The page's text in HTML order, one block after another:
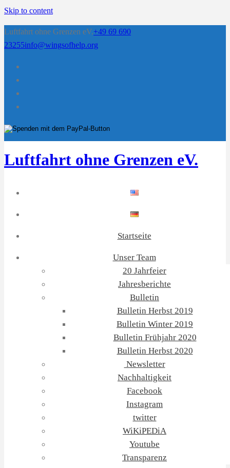
Skip to content
Luftfahrt ohne Grenzen eV.+49 69 690
23255info@wingsofhelp.org
Luftfahrt ohne Grenzen eV.
Startseite
Unser Team
20 Jahrfeier
Jahresberichte
Bulletin
Bulletin Herbst 2019
Bulletin Winter 2019
Bulletin Frühjahr 2020
Bulletin Herbst 2020
Newsletter
Nachhaltigkeit
Facebook
Instagram
twitter
WiKiPEDiA
Youtube
Transparenz